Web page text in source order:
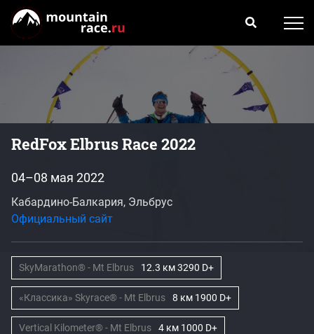
RedFox Elbrus Race 2022
04–08 мая 2022
Кабардино-Балкария, Эльбрус
Официальный сайт
SkyMarathon® - Mt Elbrus 12.3 км 3290 D+
«Классика» Skyrace® - Mt Elbrus 8 км 1900 D+
Vertical Kilometer® - Mt Elbrus 4 км 1000 D+